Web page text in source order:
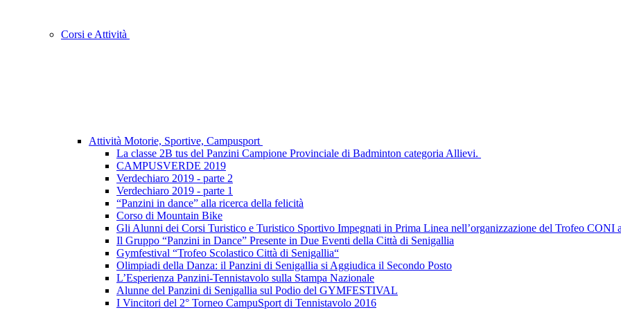
Corsi e Attività
Attività Motorie, Sportive, Campusport
La classe 2B tus del Panzini Campione Provinciale di Badminton categoria Allievi.
CAMPUSVERDE 2019
Verdechiaro 2019 - parte 2
Verdechiaro 2019 - parte 1
“Panzini in dance” alla ricerca della felicità
Corso di Mountain Bike
Gli Alunni dei Corsi Turistico e Turistico Sportivo Impegnati in Prima Linea nell’organizzazione del Trofeo CONI
Il Gruppo “Panzini in Dance” Presente in Due Eventi della Città di Senigallia
Gymfestival “Trofeo Scolastico Città di Senigallia“
Olimpiadi della Danza: il Panzini di Senigallia si Aggiudica il Secondo Posto
L’Esperienza Panzini-Tennistavolo sulla Stampa Nazionale
Alunne del Panzini di Senigallia sul Podio del GYMFESTIVAL
I Vincitori del 2° Torneo CampuSport di Tennistavolo 2016